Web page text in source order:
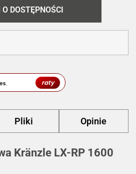
DOSTĘPNOŚCI
raty
Pliki Opinie
Kränzle LX-RP 1600